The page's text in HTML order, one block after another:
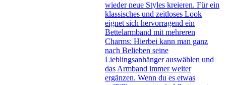
wieder neue Styles kreieren. Für ein
klassisches und zeitloses Look
eignet sich hervorragend ein
Bettelarmband mit mehreren
Charms: Hierbei kann man ganz
nach Belieben seine
Lieblingsanhänger auswählen und
das Armband immer weiter
ergänzen. Wenn du es etwas